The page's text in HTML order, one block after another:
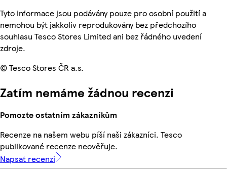
Tyto informace jsou podávány pouze pro osobní použití a
nemohou být jakkoliv reprodukovány bez předchozího
souhlasu Tesco Stores Limited ani bez řádného uvedení
zdroje.
© Tesco Stores ČR a.s.
Zatím nemáme žádnou recenzi
Pomozte ostatním zákazníkům
Recenze na našem webu píší naši zákazníci. Tesco
publikované recenze neověřuje.
Napsat recenzi